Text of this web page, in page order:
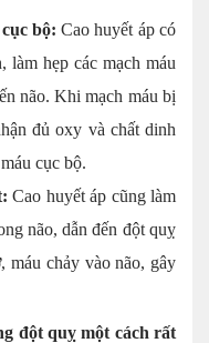
bộ: Cao huyết áp có
làm hẹp các mạch máu
não. Khi mạch máu bị
đủ oxy và chất dinh
cục bộ.
Cao huyết áp cũng làm
não, dẫn đến đột quỵ
máu chảy vào não, gây
đột quỵ một cách rất